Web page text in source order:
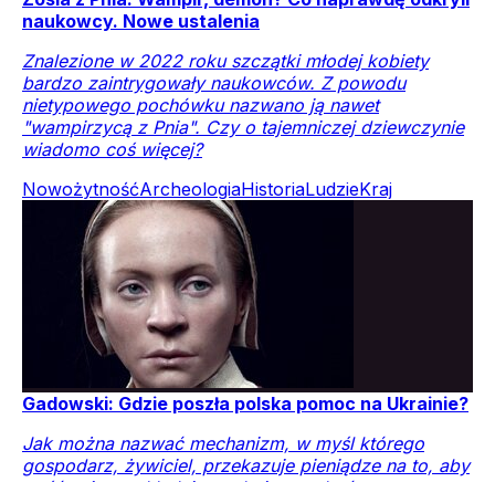
naukowcy. Nowe ustalenia
Znalezione w 2022 roku szczątki młodej kobiety
bardzo zaintrygowały naukowców. Z powodu
nietypowego pochówku nazwano ją nawet
"wampirzycą z Pnia". Czy o tajemniczej dziewczynie
wiadomo coś więcej?
NowożytnośćArcheologiaHistoriaLudzieKraj
Gadowski: Gdzie poszła polska pomoc na Ukrainie?
Jak można nazwać mechanizm, w myśl którego
gospodarz, żywiciel, przekazuje pieniądze na to, aby